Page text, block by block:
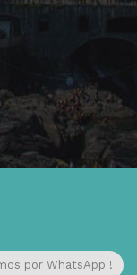
por WhatsApp !